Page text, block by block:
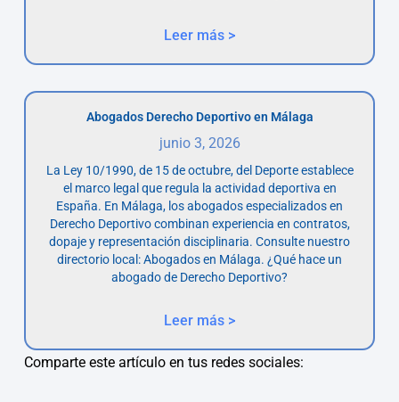
Leer más >
Abogados Derecho Deportivo en Málaga
junio 3, 2026
La Ley 10/1990, de 15 de octubre, del Deporte establece
el marco legal que regula la actividad deportiva en
España. En Málaga, los abogados especializados en
Derecho Deportivo combinan experiencia en contratos,
dopaje y representación disciplinaria. Consulte nuestro
directorio local: Abogados en Málaga. ¿Qué hace un
abogado de Derecho Deportivo?
Leer más >
Comparte este artículo en tus redes sociales: